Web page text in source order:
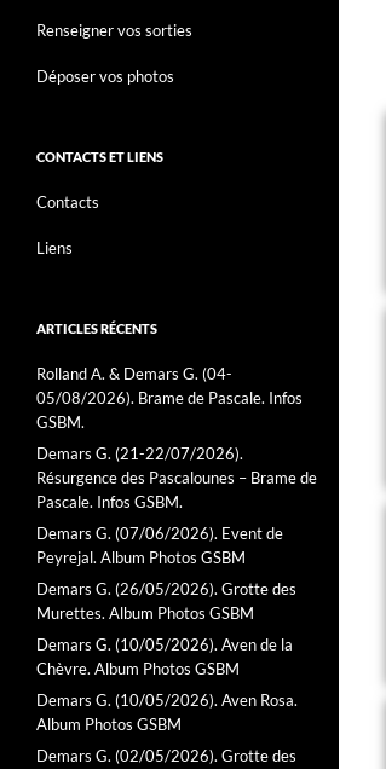
Renseigner vos sorties
Déposer vos photos
CONTACTS ET LIENS
Contacts
Liens
ARTICLES RÉCENTS
Rolland A. & Demars G. (04-
05/08/2026). Brame de Pascale. Infos
GSBM.
Demars G. (21-22/07/2026).
Résurgence des Pascalounes – Brame de
Pascale. Infos GSBM.
Demars G. (07/06/2026). Event de
Peyrejal. Album Photos GSBM
Demars G. (26/05/2026). Grotte des
Murettes. Album Photos GSBM
Demars G. (10/05/2026). Aven de la
Chèvre. Album Photos GSBM
Demars G. (10/05/2026). Aven Rosa.
Album Photos GSBM
Demars G. (02/05/2026). Grotte des